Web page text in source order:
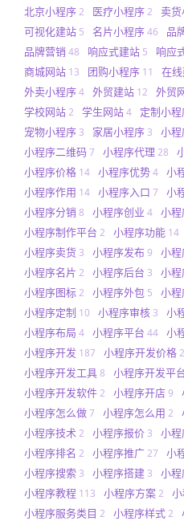
北京小程序2 医疗小程序2 卖
可视化建站 5 名片小程序46 品
品牌营销 48 响应式建站 5 响应
商城网站 13 团购小程序 11 在
外卖小程序4 外贸建站 12 外贸
学校网站2 学生网站4 定制小
宠物小程序 3 家居小程序 3 小程
小程序二维码7 小程序代理 28
小程序价格 14 小程序优势4 小
小程序作用 14 小程序入口 7 小
小程序分销 8 小程序创业 4 小
小程序制作平台 2 小程序功能 14
小程序卖货 3 小程序发布9 小
小程序名片 2 小程序后台 3 小
小程序图标2 小程序外包 5 小
小程序定制 10 小程序审核 3 小
小程序布局 4 小程序平台 44 小
小程序开发 187 小程序开发价格2
小程序开发工具8 小程序开发平
小程序开发软件2 小程序开店9
小程序怎么做7 小程序怎么用 2
小程序技术2 小程序报价 3 小程
小程序排名 2 小程序推广27 小
小程序搜索 3 小程序搭建 3 小
小程序教程 113 小程序方案2
小程序服务类目 2 小程序样式2